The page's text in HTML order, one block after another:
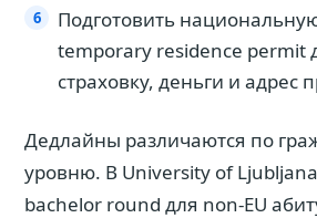
Подготовить
temporary residence permit
страховку, деньги и адрес
Дедлайны различаются по
уровню. В University of
bachelor round для non-EU